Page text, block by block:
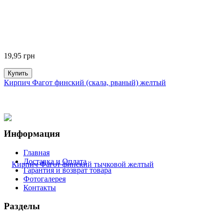
19,95 грн
Купить
Кирпич Фагот финский (скала, рваный) желтый
Информация
Главная
Доставка и Оплата
Гарантия и возврат товара
Фотогалерея
Контакты
Разделы